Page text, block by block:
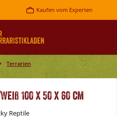
Kaufen vom Experten
Terrarien
100 x 50 x 60 cm